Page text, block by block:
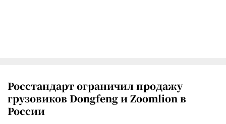
Росстандарт ограничил продажу
грузовиков Dongfeng и Zoomlion в
России